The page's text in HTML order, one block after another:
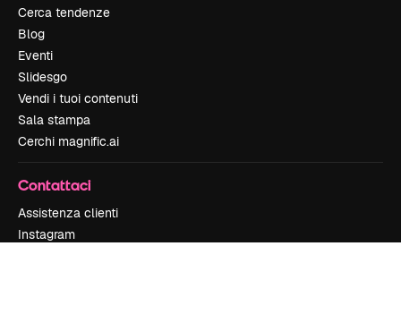
Cerca tendenze
Blog
Eventi
Slidesgo
Vendi i tuoi contenuti
Sala stampa
Cerchi magnific.ai
Contattaci
Assistenza clienti
Instagram